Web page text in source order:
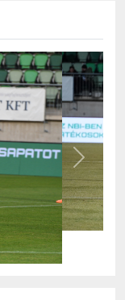
Next